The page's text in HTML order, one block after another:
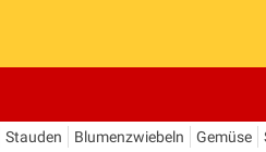
Stauden Blumenzwiebeln Gemüse